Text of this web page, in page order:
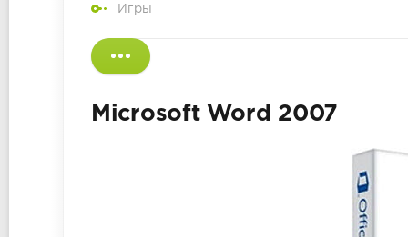
Игры
Microsoft Word 2007